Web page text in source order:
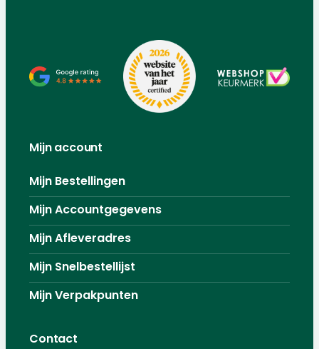
Mijn account
Mijn Bestellingen
Mijn Accountgegevens
Mijn Afleveradres
Mijn Snelbestellijst
Mijn Verpakpunten
Contact